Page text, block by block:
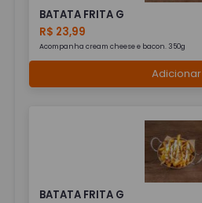
BATATA FRITA G
R$ 23,99
Acompanha cream cheese e bacon. 350g
Adicionar
BATATA FRITA G